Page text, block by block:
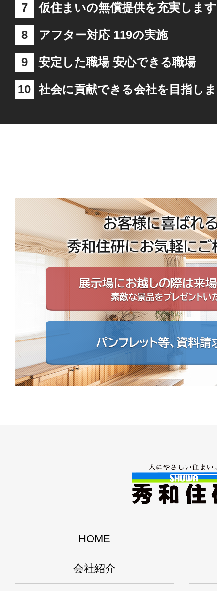
7 仮住まいの無償提供を充実します
8 アフター対応 119の実施
9 安定した職場 安心できる職場
10 社会に貢献できる会社を目指し
HOME
会社紹介